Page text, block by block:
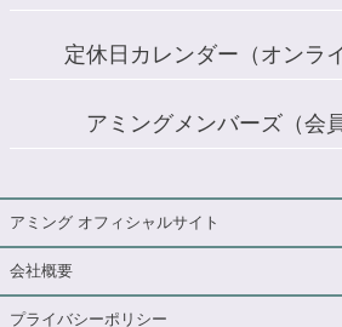
定休日カレンダー（オンラ
アミングメンバーズ（会
アミング オフィシャルサイト
会社概要
プライバシーポリシー